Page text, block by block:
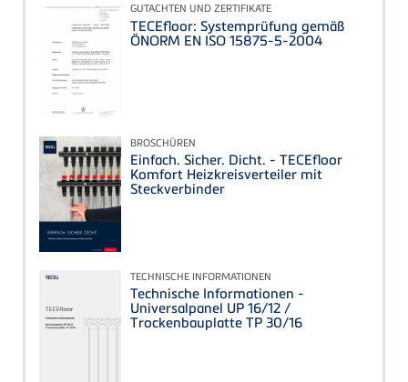
GUTACHTEN UND ZERTIFIKATE
TECEfloor: Systemprüfung gemäß
ÖNORM EN ISO 15875-5-2004
BROSCHÜREN
Einfach. Sicher. Dicht. - TECEfloor
Komfort Heizkreisverteiler mit
Steckverbinder
TECHNISCHE INFORMATIONEN
Technische Informationen -
Universalpanel UP 16/12 /
Trockenbauplatte TP 30/16